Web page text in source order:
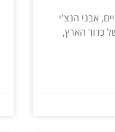
אבני הנצ'י
כדור הארץ,